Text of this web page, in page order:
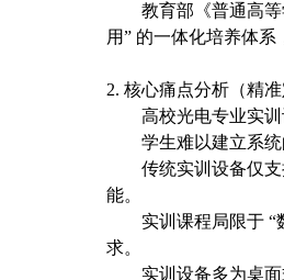
教育部《普通高
用” 的一体化培养体
2. 核心痛点分析（精
高校光电专业实
学生难以建立系
传统实训设备仅
能。
实训课程局限于 “
求。
实训设备多为桌